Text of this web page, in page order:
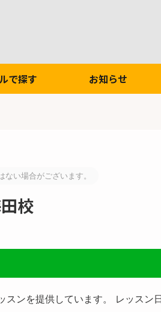
で探す お知らせ
い場合がございます。
校
ンを提供しています。 レッスン